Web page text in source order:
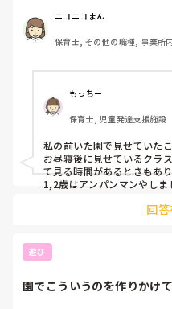
見せたらどうかという案が
もし観たりしてるところが
ものを観せてますか？
ど。。
ニコニコまん
保育士, その他の職種, 事業所
もっちー
保育士, 児童発達支援施設
私の前いた園で見せていた
お昼寝後に見せているクラ
て見る時間があるときもあ
1,2歳はアンパンマンやしま
ーマス、ディズニーの映画
回
遊び
園でこういうのを作りかけ